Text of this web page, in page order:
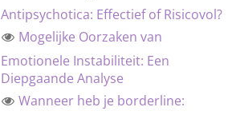
Antipsychotica: Effectief of Risicovol?
Mogelijke Oorzaken van
Emotionele Instabiliteit: Een
Diepgaande Analyse
Wanneer heb je borderline: